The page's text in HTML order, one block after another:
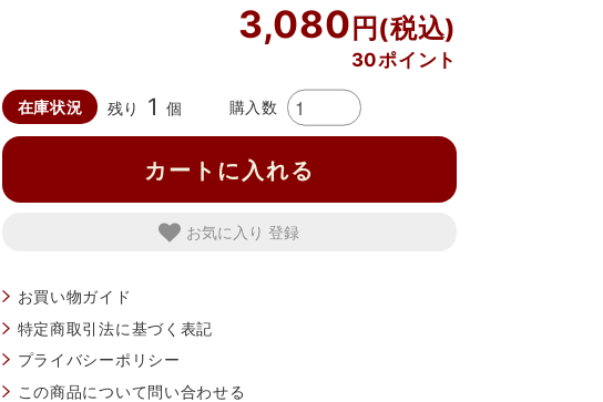
3,080
30ポイント
在庫状況 残り 1個 購入数
カートに入れる
お気に入り
お買い物ガイド
特定商取引法に基づく表記
プライバシーポリシー
この商品について問い合わせる